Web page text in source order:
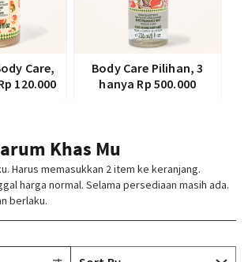
Care,
120.000
Body Care Pilihan, 3
hanya Rp 500.000
Khas Mu
Harus memasukkan 2 item ke keranjang.
harga normal. Selama persediaan masih ada.
berlaku.